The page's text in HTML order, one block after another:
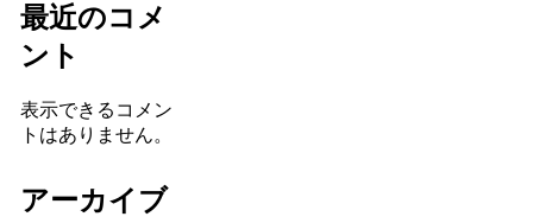
最近のコメ
ント
表示できるコメン
トはありません。
アーカイブ